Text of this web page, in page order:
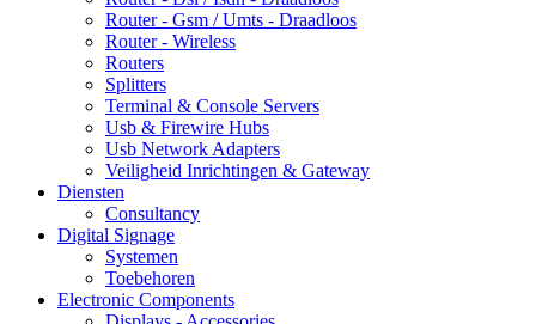
Router - Gsm / Umts - Draadloos
Router - Wireless
Routers
Splitters
Terminal & Console Servers
Usb & Firewire Hubs
Usb Network Adapters
Veiligheid Inrichtingen & Gateway
Diensten
Consultancy
Digital Signage
Systemen
Toebehoren
Electronic Components